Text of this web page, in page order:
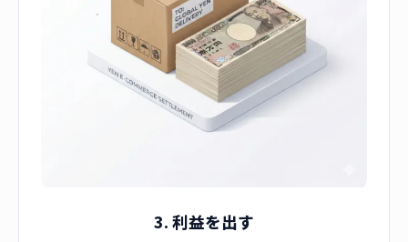
3. 利益を出す